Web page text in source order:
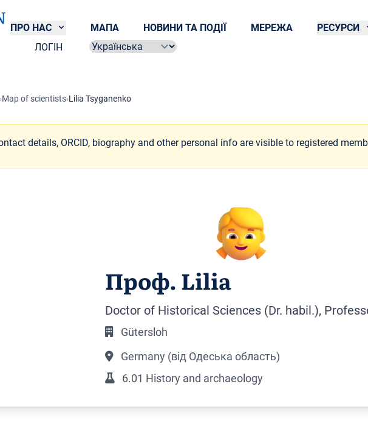
ПРО НАС МАПА НОВИНИ ТА ПОДІЇ МЕРЕЖА РЕСУРСИ
ЛОГІН
Select language
›Map of scientists›Lilia Tsyganenko
details, ORCID, biography and other personal info are visible to registered
Проф. Lilia
Doctor of Historical Sciences (Dr. habil.),
Gütersloh
Germany (від Одеська область)
6.01 History and archaeology